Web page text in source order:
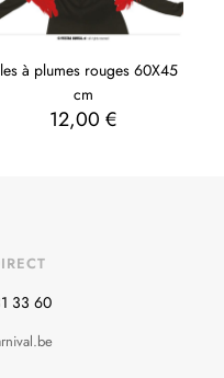
à plumes rouges 60X45
cm
12,00 €
33 60